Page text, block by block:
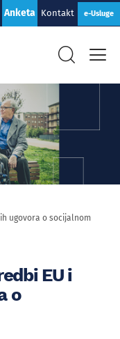
Anketa Kontakt e-Usluge
ugovora o socijalnom
EU i
o